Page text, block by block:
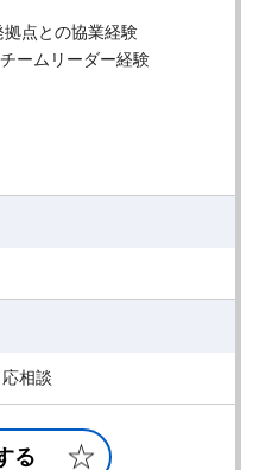
拠点との協業経験
ームリーダー経験
相談
る